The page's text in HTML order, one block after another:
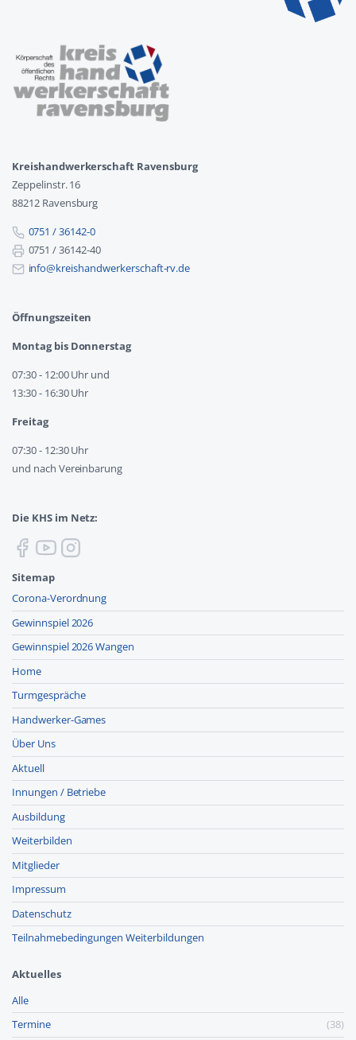
Kreishandwerkerschaft Ravensburg
Zeppelinstr. 16
88212 Ravensburg
0751 / 36142-0
0751 / 36142-40
info@kreishandwerkerschaft-rv.de
Öffnungszeiten
Montag bis Donnerstag
07:30 - 12:00 Uhr und
13:30 - 16:30 Uhr
Freitag
07:30 - 12:30 Uhr
und nach Vereinbarung
Die KHS im Netz:
Sitemap
Corona-Verordnung
Gewinnspiel 2026
Gewinnspiel 2026 Wangen
Home
Turmgespräche
Handwerker-Games
Über Uns
Aktuell
Innungen / Betriebe
Ausbildung
Weiterbilden
Mitglieder
Impressum
Datenschutz
Teilnahmebedingungen Weiterbildungen
Aktuelles
Alle
Termine
(38)